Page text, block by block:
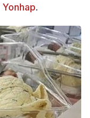
Yonhap.